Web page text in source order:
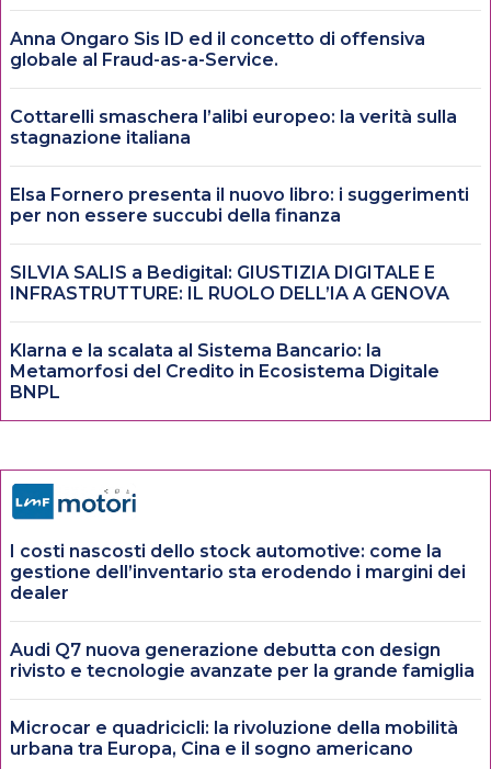
Anna Ongaro Sis ID ed il concetto di offensiva
globale al Fraud-as-a-Service.
Cottarelli smaschera l’alibi europeo: la verità sulla
stagnazione italiana
Elsa Fornero presenta il nuovo libro: i suggerimenti
per non essere succubi della finanza
SILVIA SALIS a Bedigital: GIUSTIZIA DIGITALE E
INFRASTRUTTURE: IL RUOLO DELL’IA A GENOVA
Klarna e la scalata al Sistema Bancario: la
Metamorfosi del Credito in Ecosistema Digitale
BNPL
I costi nascosti dello stock automotive: come la
gestione dell’inventario sta erodendo i margini dei
dealer
Audi Q7 nuova generazione debutta con design
rivisto e tecnologie avanzate per la grande famiglia
Microcar e quadricicli: la rivoluzione della mobilità
urbana tra Europa, Cina e il sogno americano